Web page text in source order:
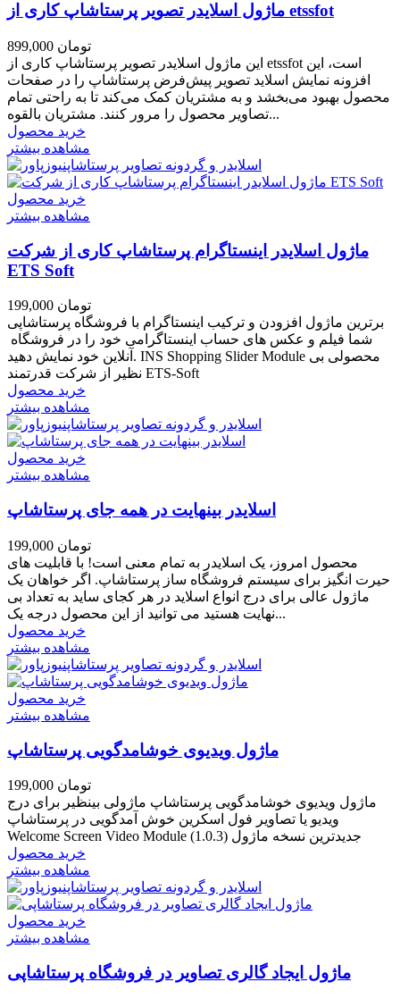
ماژول اسلایدر تصویر پرستاشاپ کاری از etssfot
899,000 تومان
این ماژول اسلایدر تصویر پرستاشاپ کاری از etssfot است، این
افزونه نمایش اسلاید تصویر پیش‌فرض پرستاشاپ را در صفحات
محصول بهبود می‌بخشد و به مشتریان کمک می‌کند تا به راحتی تمام
تصاویر محصول را مرور کنند. مشتریان بالقوه...
خرید محصول
مشاهده بیشتر
خرید محصول
مشاهده بیشتر
ماژول اسلایدر اینستاگرام پرستاشاپ کاری از شرکت
ETS Soft
199,000 تومان
برترین ماژول افزودن و ترکیب اینستاگرام با فروشگاه پرستاشاپی
شما فیلم و عکس های حساب اینستاگرامی خود را در فروشگاه
آنلاین خود نمایش دهید. INS Shopping Slider Module محصولی بی
نظیر از شرکت قدرتمند ETS-Soft
خرید محصول
مشاهده بیشتر
خرید محصول
مشاهده بیشتر
اسلایدر بینهایت در همه جای پرستاشاپ
199,000 تومان
محصول امروز، یک اسلایدر به تمام معنی است! با قابلیت های
حیرت انگیز برای سیستم فروشگاه ساز پرستاشاپ. اگر خواهان یک
ماژول عالی برای درج انواع اسلاید در هر کجای ساید به تعداد بی
نهایت هستید می توانید از این محصول درجه یک...
خرید محصول
مشاهده بیشتر
خرید محصول
مشاهده بیشتر
ماژول ویدیوی خوشامدگویی پرستاشاپ
199,000 تومان
ماژول ویدیوی خوشامدگویی پرستاشاپ ماژولی بینظیر برای درج
ویدیو یا تصاویر فول اسکرین خوش آمدگویی در پرستاشاپ
Welcome Screen Video Module جدیدترین نسخه ماژول (1.0.3)
خرید محصول
مشاهده بیشتر
خرید محصول
مشاهده بیشتر
ماژول ایجاد گالری تصاویر در فروشگاه پرستاشاپی